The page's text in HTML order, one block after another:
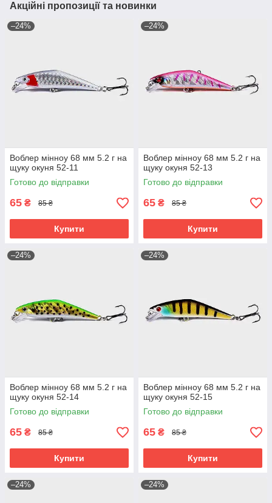
Акційні пропозиції та новинки
–24%
Воблер мінноу 68 мм 5.2 г на
щуку окуня 52-11
Готово до відправки
65 ₴ 85 ₴
Купити
–24%
Воблер мінноу 68 мм 5.2 г на
щуку окуня 52-13
Готово до відправки
65 ₴ 85 ₴
Купити
–24%
Воблер мінноу 68 мм 5.2 г на
щуку окуня 52-14
Готово до відправки
65 ₴ 85 ₴
Купити
–24%
Воблер мінноу 68 мм 5.2 г на
щуку окуня 52-15
Готово до відправки
65 ₴ 85 ₴
Купити
–24% –24%